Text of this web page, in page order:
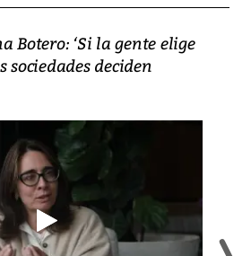
Botero: ‘Si la gente elige
sociedades deciden